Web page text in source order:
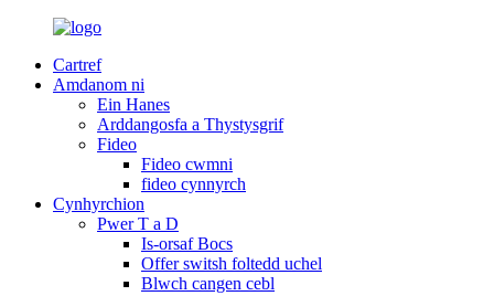
Cartref
Amdanom ni
Ein Hanes
Arddangosfa a Thystysgrif
Fideo
Fideo cwmni
fideo cynnyrch
Cynhyrchion
Pwer T a D
Is-orsaf Bocs
Offer switsh foltedd uchel
Blwch cangen cebl